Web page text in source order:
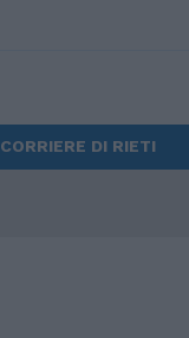
CORRIERE DI RIETI